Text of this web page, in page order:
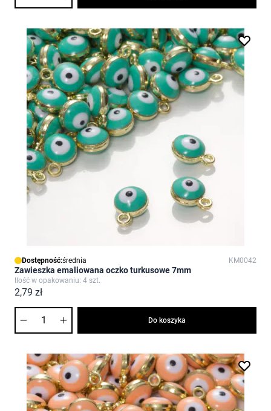
Dostępność:średnia KM0042
Zawieszka emaliowana oczko turkusowe 7mm
Ilość w opakowaniu: 4 szt.
2,79 zł
Do koszyka